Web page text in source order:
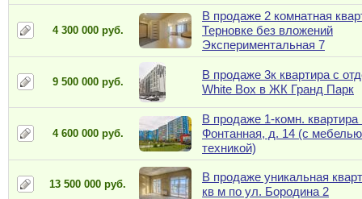
4 300 000 руб.
В продаже 2 комнатная
Терновке без вложений
Экспериментальная 7
9 500 000 руб.
В продаже 3к квартира с
White Box в ЖК Гранд Парк
4 600 000 руб.
В продаже 1-комн. квартира
Фонтанная, д. 14 (с
техникой)
13 500 000 руб.
В продаже уникальная
кв м по ул. Бородина 2